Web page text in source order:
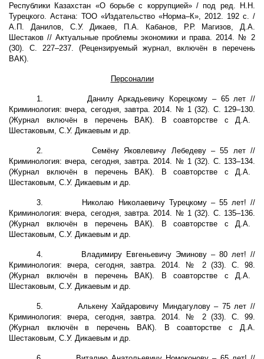
Республики Казахстан «О борьбе с коррупцией» / под ред. Н.Н.
Турецкого. Астана: ТОО «Издательство «Норма–К», 2012. 192 с. /
А.П. Данилов, С.У. Дикаев, П.А. Кабанов, Р.Р. Магизов, Д.А.
Шестаков // Актуальные проблемы экономики и права. 2014. № 2
(30). С. 227–237. (Рецензируемый журнал, включён в перечень
ВАК).
Персоналии
1.
Данилу Аркадьевичу Корецкому – 65 лет //
Криминология: вчера, сегодня, завтра. 2014. № 1 (32). С. 129–130.
(Журнал включён в перечень ВАК). В соавторстве с Д.А.
Шестаковым, С.У. Дикаевым и др.
2.
Семёну Яковлевичу Лебедеву – 55 лет //
Криминология: вчера, сегодня, завтра. 2014. № 1 (32). С. 133–134.
(Журнал включён в перечень ВАК). В соавторстве с Д.А.
Шестаковым, С.У. Дикаевым и др.
3.
Николаю Николаевичу Турецкому – 55 лет! //
Криминология: вчера, сегодня, завтра. 2014. № 1 (32). С. 135–136.
(Журнал включён в перечень ВАК). В соавторстве с Д.А.
Шестаковым, С.У. Дикаевым и др.
4.
Владимиру Евгеньевичу Эминову – 80 лет! //
Криминология: вчера, сегодня, завтра. 2014. № 2 (33). С. 98.
(Журнал включён в перечень ВАК). В соавторстве с Д.А.
Шестаковым, С.У. Дикаевым и др.
5.
Алькену Хайдаровичу Миндагулову – 75 лет //
Криминология: вчера, сегодня, завтра. 2014. № 2 (33). С. 99.
(Журнал включён в перечень ВАК). В соавторстве с Д.А.
Шестаковым, С.У. Дикаевым и др.